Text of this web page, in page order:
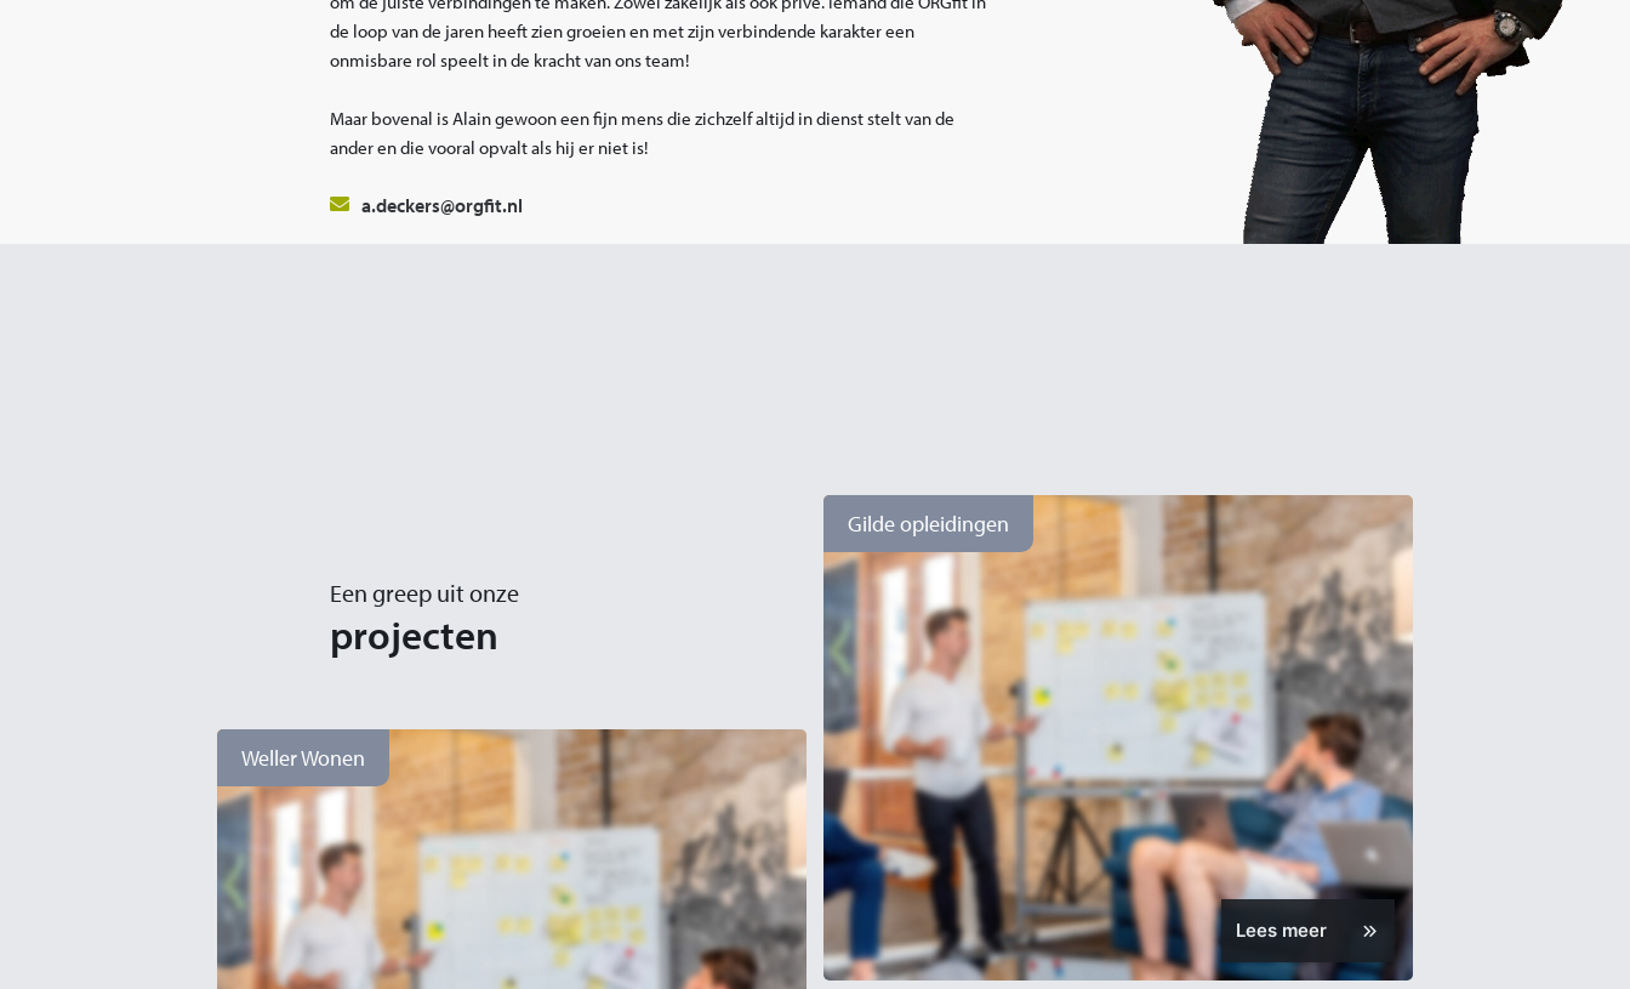
de loop van de jaren heeft zien groeien en met zijn verbindende karakter een
onmisbare rol speelt in de kracht van ons team!
Maar bovenal is Alain gewoon een fijn mens die zichzelf altijd in dienst stelt van de
ander en die vooral opvalt als hij er niet is!
a.deckers@orgfit.nl
Een greep uit onze
projecten
Weller Wonen
Gilde opleidingen
Lees meer